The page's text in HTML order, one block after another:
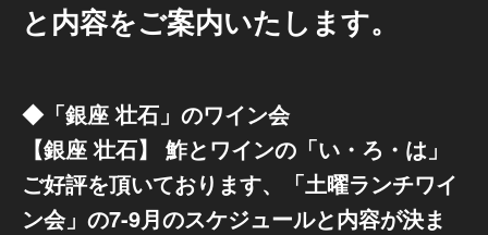
と内容をご案内いたします。
◆「銀座 壮石」のワイン会
【銀座 壮石】 鮓とワインの「い・ろ・は」
ご好評を頂いております、「土曜ランチワイ
ン会」の7-9月のスケジュールと内容が決ま